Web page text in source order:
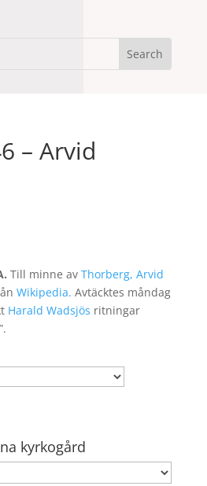
– Arvid
Till minne av Thorberg, Arvid
Wikipedia. Avtäcktes måndag
Harald Wadsjös ritningar
kyrkogård